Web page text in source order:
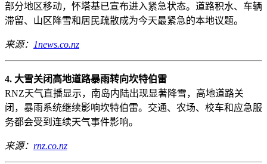
部分地区移动，怀塔基已宣布进入紧急状态。道路积水、车辆
滞留、山区降雪和居民疏散成为今天最紧急的本地议题。
来源： 1news.co.nz
4. 大雪关闭高地道路暴雨转向坎特伯雷
RNZ天气直播显示，南岛内陆出现显著降雪，高地道路关
闭，暴雨系统继续影响坎特伯雷。交通、农场、校车和应急服
务都会受到连续天气事件影响。
来源： rnz.co.nz